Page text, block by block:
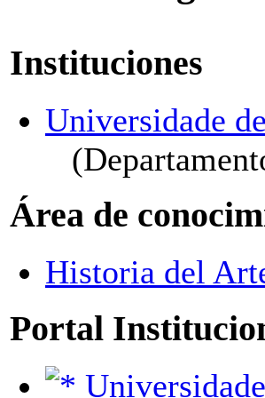
Instituciones
Universidade
Área de
Historia del
Portal